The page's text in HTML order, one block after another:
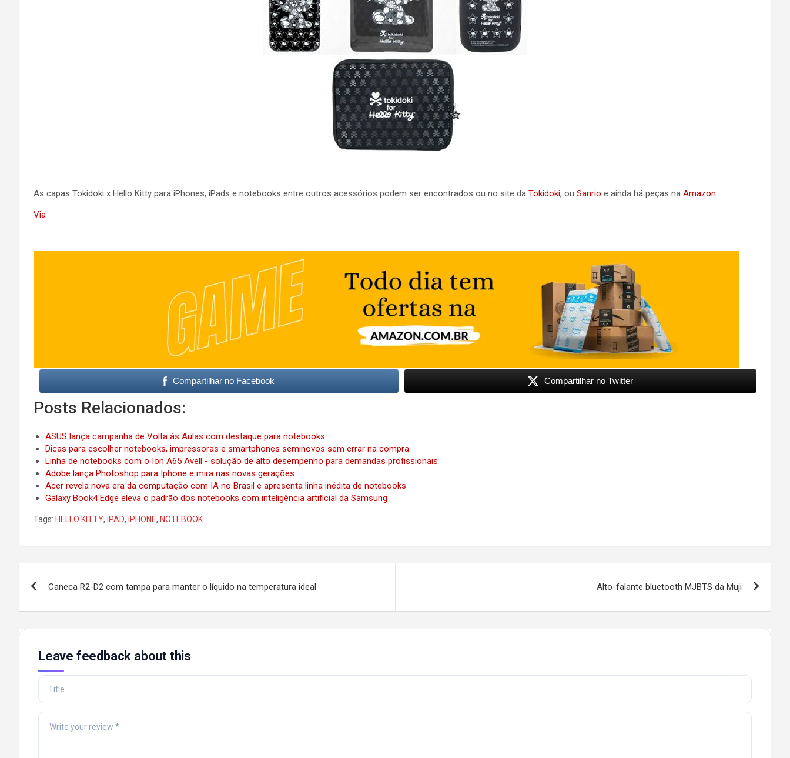
As capas Tokidoki x Hello Kitty para iPhones, iPads e notebooks entre outros acessórios podem ser encontrados ou no site da Tokidoki, ou Sanrio e ainda há peças na Amazon.
Via
Compartilhar no Facebook Compartilhar no Twitter
Posts Relacionados:
ASUS lança campanha de Volta às Aulas com destaque para notebooks
Dicas para escolher notebooks, impressoras e smartphones seminovos sem errar na compra
Linha de notebooks com o Ion A65 Avell - solução de alto desempenho para demandas profissionais
Adobe lança Photoshop para Iphone e mira nas novas gerações
Acer revela nova era da computação com IA no Brasil e apresenta linha inédita de notebooks
Galaxy Book4 Edge eleva o padrão dos notebooks com inteligência artificial da Samsung
Tags: HELLO KITTY, iPAD, iPHONE, NOTEBOOK
Caneca R2-D2 com tampa para manter o líquido na temperatura ideal Alto-falante bluetooth MJBTS da Muji
Leave feedback about this